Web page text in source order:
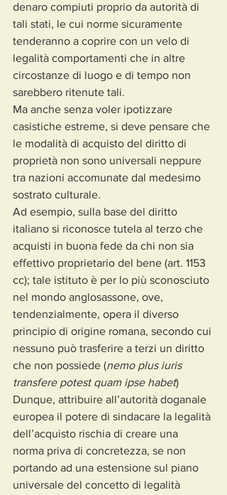
denaro compiuti proprio da autorità di
tali stati, le cui norme sicuramente
tenderanno a coprire con un velo di
legalità comportamenti che in altre
circostanze di luogo e di tempo non
sarebbero ritenute tali.
Ma anche senza voler ipotizzare
casistiche estreme, si deve pensare che
le modalità di acquisto del diritto di
proprietà non sono universali neppure
tra nazioni accomunate dal medesimo
sostrato culturale.
Ad esempio, sulla base del diritto
italiano si riconosce tutela al terzo che
acquisti in buona fede da chi non sia
effettivo proprietario del bene (art. 1153
cc); tale istituto è per lo più sconosciuto
nel mondo anglosassone, ove,
tendenzialmente, opera il diverso
principio di origine romana, secondo cui
nessuno può trasferire a terzi un diritto
che non possiede (nemo plus iuris
transfere potest quam ipse habet)
Dunque, attribuire all’autorità doganale
europea il potere di sindacare la legalità
dell’acquisto rischia di creare una
norma priva di concretezza, se non
portando ad una estensione sul piano
universale del concetto di legalità